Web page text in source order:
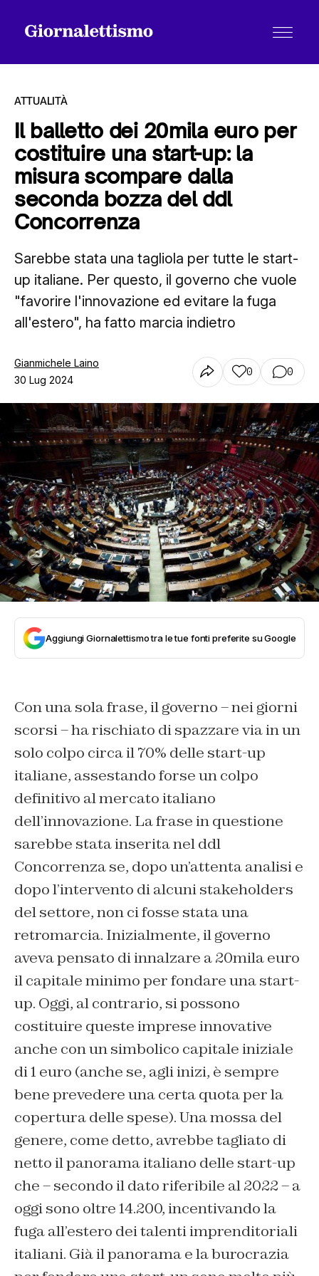
Tutti gli articoli
Chi siamo
Contatti
ATTUALITÀ
Il balletto dei 20mila euro per
costituire una start-up: la
misura scompare dalla
seconda bozza del ddl
Concorrenza
Sarebbe stata una tagliola per tutte le start-
up italiane. Per questo, il governo che vuole
"favorire l'innovazione ed evitare la fuga
all'estero", ha fatto marcia indietro
Gianmichele Laino
30 Lug 2024
0 0
Aggiungi Giornalettismo tra le tue fonti preferite su Google
Con una sola frase, il governo – nei giorni
scorsi – ha rischiato di spazzare via in un
solo colpo circa il 70% delle start-up
italiane, assestando forse un colpo
definitivo al mercato italiano
dell’innovazione. La frase in questione
sarebbe stata inserita nel ddl
Concorrenza se, dopo un’attenta analisi e
dopo l’intervento di alcuni stakeholders
del settore, non ci fosse stata una
retromarcia. Inizialmente, il governo
aveva pensato di innalzare a 20mila euro
il capitale minimo per fondare una start-
up. Oggi, al contrario, si possono
costituire queste imprese innovative
anche con un simbolico capitale iniziale
di 1 euro (anche se, agli inizi, è sempre
bene prevedere una certa quota per la
copertura delle spese). Una mossa del
genere, come detto, avrebbe tagliato di
netto il panorama italiano delle start-up
che – secondo il dato riferibile al 2022 – a
oggi sono oltre 14.200, incentivando la
fuga all’estero dei talenti imprenditoriali
italiani. Già il panorama e la burocrazia